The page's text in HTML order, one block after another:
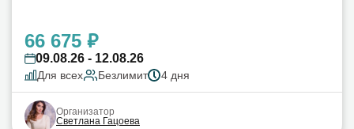
66 675 ₽
09.08.26 - 12.08.26
Для всех Безлимит 4 дня
Организатор
Светлана Гацоева